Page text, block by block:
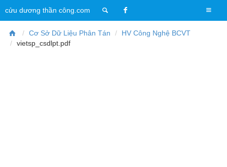
T
o
cửu dương thần công.com
Cơ Sở Dữ Liệu Phân Tán
HV Công Nghệ BCVT
vietsp_csdlpt.pdf